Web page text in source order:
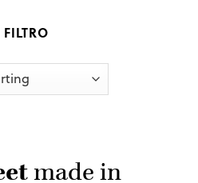
FILTRO
made in